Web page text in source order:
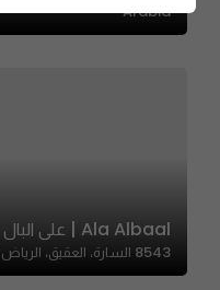
Arabia
Ala Albaal | على البال
8543 السارة، العقيق، الرياض 13515 3779، السعودية